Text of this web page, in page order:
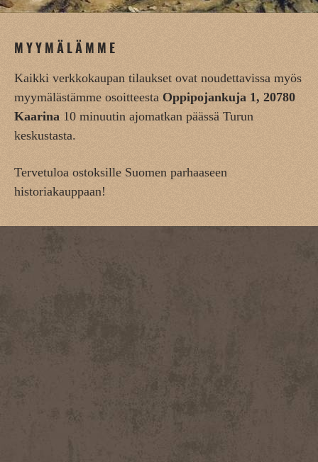
MYYMÄLÄMME
Kaikki verkkokaupan tilaukset ovat noudettavissa myös
myymälästämme osoitteesta Oppipojankuja 1, 20780
Kaarina 10 minuutin ajomatkan päässä Turun
keskustasta.
Tervetuloa ostoksille Suomen parhaaseen
historiakauppaan!